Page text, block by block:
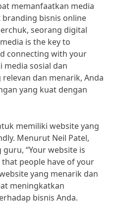
memanfaatkan media
bisnis online
seorang digital
is the key to
connecting with your
media sosial dan
dan menarik, Anda
yang kuat dengan
memiliki website yang
Menurut Neil Patel,
“Your website is
people have of your
yang menarik dan
meningkatkan
bisnis Anda.